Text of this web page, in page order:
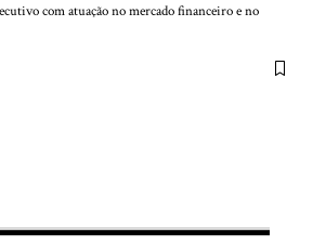
com atuação no mercado financeiro e no